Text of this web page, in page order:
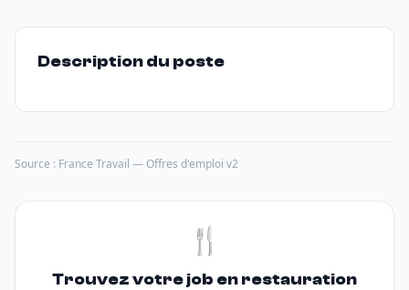
Description du poste
Source : France Travail — Offres d'emploi v2
🍴
Trouvez votre job en restauration